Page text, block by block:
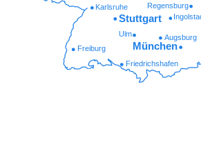
Friedrichshafen
Freiburg
Augsburg
Ulm
Regensburg
Karlsruhe
München
Stuttgart